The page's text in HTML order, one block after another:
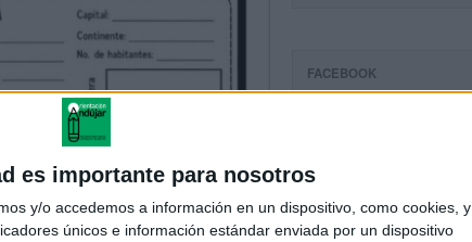
es importante para nosotros
y/o accedemos a información en un dispositivo, como cookies, y
únicos e información estándar enviada por un dispositivo
FACEBOOK